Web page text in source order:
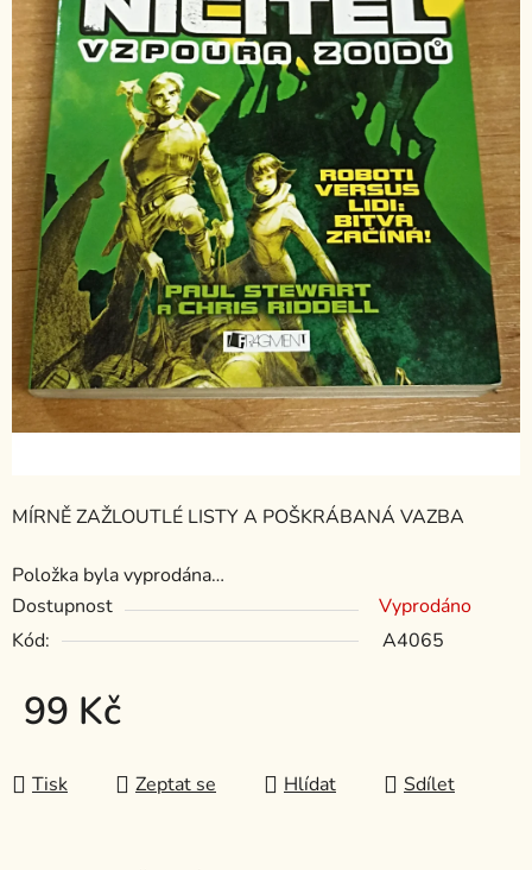
MÍRNĚ ZAŽLOUTLÉ LISTY A POŠKRÁBANÁ VAZBA
Položka byla vyprodána…
Dostupnost
Vyprodáno
Kód:
A4065
99 Kč
Tisk
Zeptat se Hlídat Sdílet